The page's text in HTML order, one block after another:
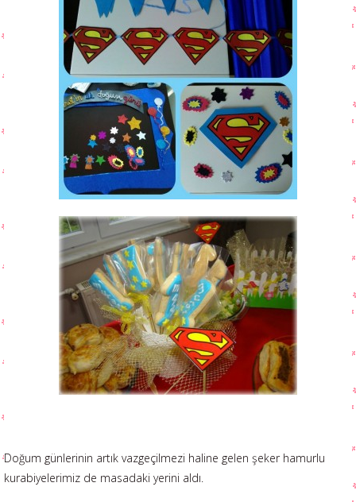
Doğum günlerinin artık vazgeçilmezi haline gelen şeker hamurlu
kurabiyelerimiz de masadaki yerini aldı.